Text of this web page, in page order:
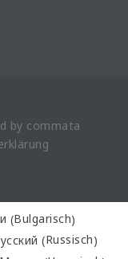
by commata
(Bulgarisch)
(Russisch)